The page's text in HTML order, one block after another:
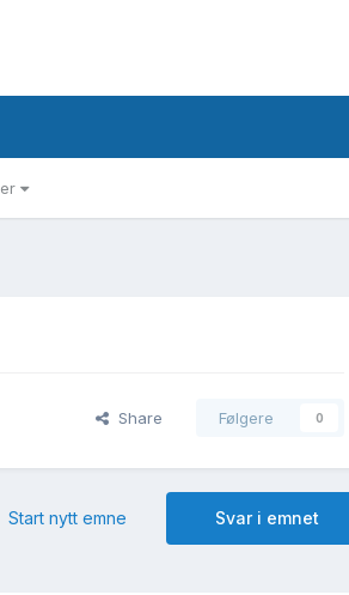
Share Følgere 0
Svar i emnet
Start nytt emne